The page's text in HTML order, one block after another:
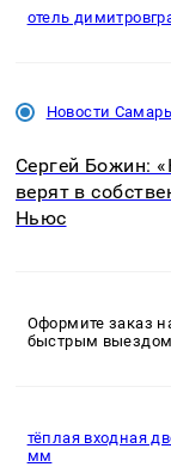
отель
Новости
Сергей Божин:
верят в
Ньюс
Оформите заказ
быстрым
тёплая входная
мм